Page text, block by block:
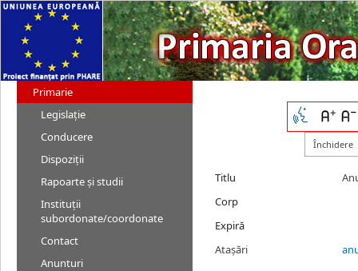
Primarie
Legislație
Conducere
Dispoziții
Rapoarte și studii
Instituții
subordonate/coordonate
Contact
Anunturi
Titlu
Corp
Expiră
Atașări